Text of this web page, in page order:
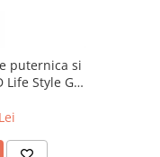
puternica si
Life Style Gel